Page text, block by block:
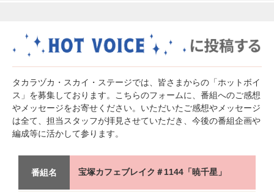
タカラヅカ・スカイ・ステージでは、皆さまからの「ホットボイ
ス」を募集しております。こちらのフォームに、番組へのご感想
やメッセージをお寄せください。いただいたご感想やメッセージ
は全て、担当スタッフが拝見させていただき、今後の番組企画や
編成等に活かして参ります。
番組名 宝塚カフェブレイク＃1144「暁千星」